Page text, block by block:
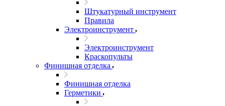
Штукатурный инструмент
Правила
Электроинструмент
Электроинструмент
Краскопульты
Финишная отделка
Финишная отделка
Герметики